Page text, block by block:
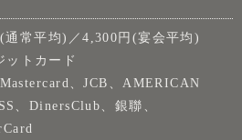
通常平均)／4,300円(宴会平均)
トカード
、JCB、AMERICAN
、DinersClub、銀聯、